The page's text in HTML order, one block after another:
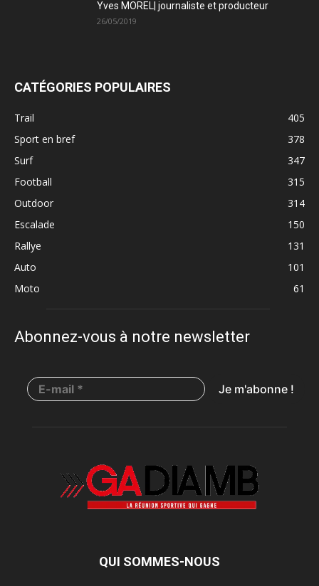
Yves MOREL| journaliste et producteur
26/05/2019
CATÉGORIES POPULAIRES
Trail
405
Sport en bref
378
Surf
347
Football
315
Outdoor
314
Escalade
150
Rallye
131
Auto
101
Moto
61
Abonnez-vous à notre newsletter
QUI SOMMES-NOUS